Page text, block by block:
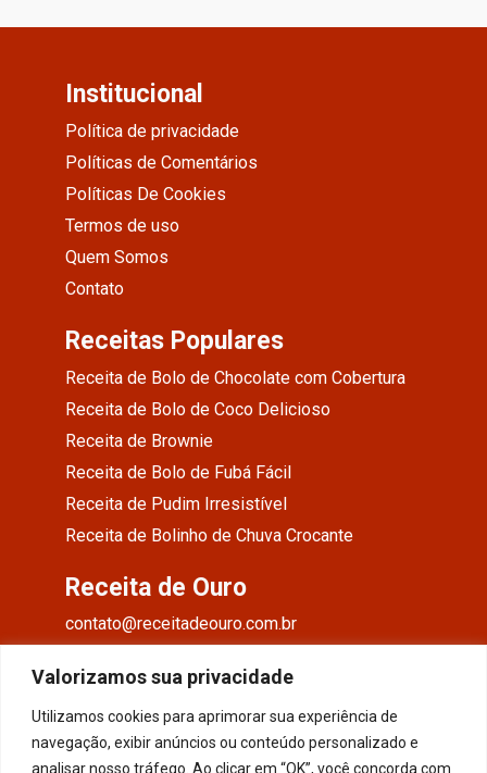
Valorizamos sua privacidade
Utilizamos cookies para aprimorar sua experiência de
navegação, exibir anúncios ou conteúdo personalizado e
analisar nosso tráfego. Ao clicar em “OK”, você concorda com
Institucional
Política de privacidade
Políticas de Comentários
Políticas De Cookies
Termos de uso
Quem Somos
Contato
Receitas Populares
Receita de Bolo de Chocolate com Cobertura
Receita de Bolo de Coco Delicioso
Receita de Brownie
Receita de Bolo de Fubá Fácil
Receita de Pudim Irresistível
Receita de Bolinho de Chuva Crocante
Receita de Ouro
contato@receitadeouro.com.br
Facebook
Instagram
Pinterest